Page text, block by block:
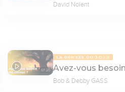
David Nolent
07:20
LA PENSÉE DU JOUR
Avez-vous
Bob & Debby GASS